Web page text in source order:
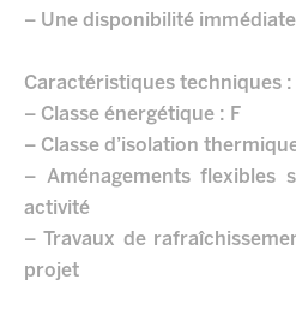
– Une disponibilité immédiate
Caractéristiques techniques :
– Classe énergétique : F
– Classe d’isolation
– Aménagements flexibles
activité
– Travaux de
projet